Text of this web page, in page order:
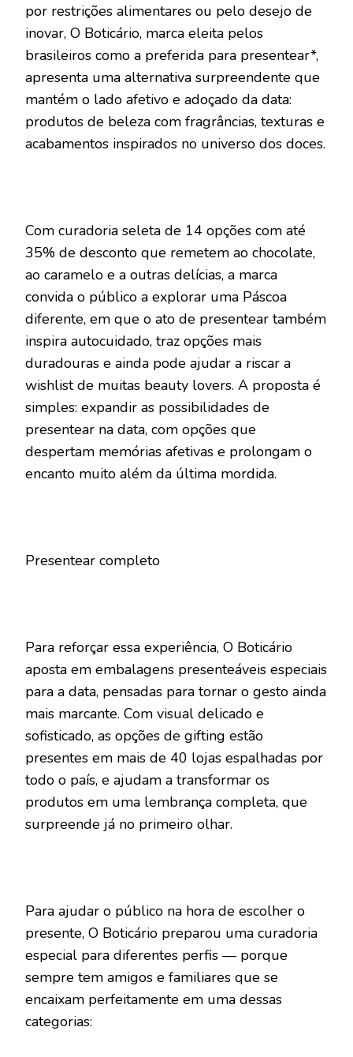
por restrições alimentares ou pelo desejo de
inovar, O Boticário, marca eleita pelos
brasileiros como a preferida para presentear*,
apresenta uma alternativa surpreendente que
mantém o lado afetivo e adoçado da data:
produtos de beleza com fragrâncias, texturas e
acabamentos inspirados no universo dos doces.
Com curadoria seleta de 14 opções com até
35% de desconto que remetem ao chocolate,
ao caramelo e a outras delícias, a marca
convida o público a explorar uma Páscoa
diferente, em que o ato de presentear também
inspira autocuidado, traz opções mais
duradouras e ainda pode ajudar a riscar a
wishlist de muitas beauty lovers. A proposta é
simples: expandir as possibilidades de
presentear na data, com opções que
despertam memórias afetivas e prolongam o
encanto muito além da última mordida.
Presentear completo
Para reforçar essa experiência, O Boticário
aposta em embalagens presenteáveis especiais
para a data, pensadas para tornar o gesto ainda
mais marcante. Com visual delicado e
sofisticado, as opções de gifting estão
presentes em mais de 40 lojas espalhadas por
todo o país, e ajudam a transformar os
produtos em uma lembrança completa, que
surpreende já no primeiro olhar.
Para ajudar o público na hora de escolher o
presente, O Boticário preparou uma curadoria
especial para diferentes perfis — porque
sempre tem amigos e familiares que se
encaixam perfeitamente em uma dessas
categorias: